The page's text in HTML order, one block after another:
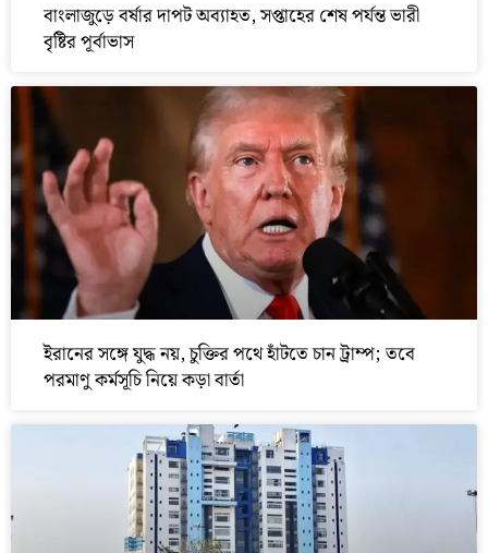
বাংলাজুড়ে বর্ষার দাপট অব্যাহত, সপ্তাহের শেষ পর্যন্ত ভারী
বৃষ্টির পূর্বাভাস
ইরানের সঙ্গে যুদ্ধ নয়, চুক্তির পথে হাঁটতে চান ট্রাম্প; তবে
পরমাণু কর্মসূচি নিয়ে কড়া বার্তা